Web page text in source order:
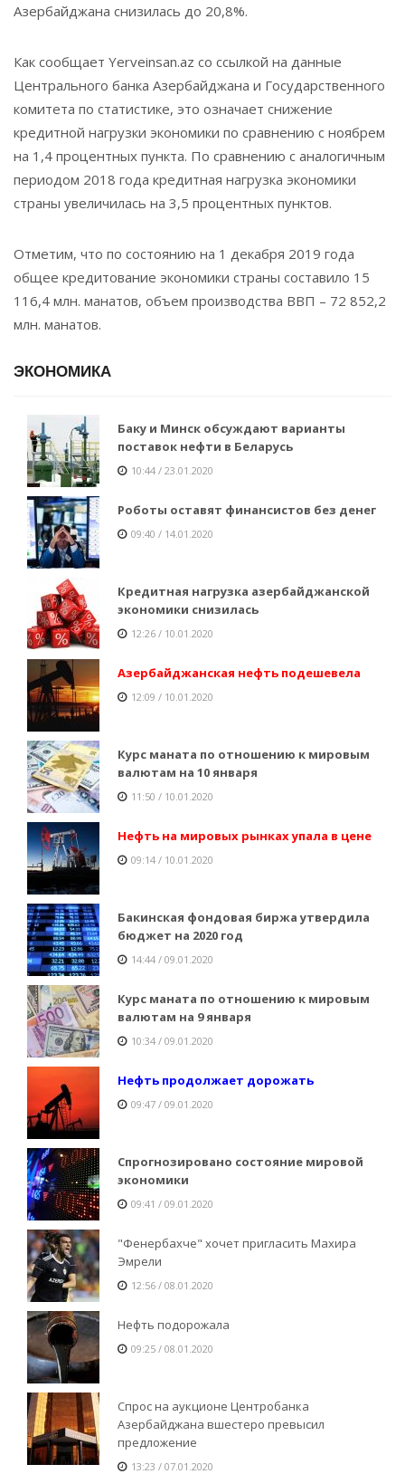
Азербайджана снизилась до 20,8%.
Как сообщает Yerveinsan.az со ссылкой на данные
Центрального банка Азербайджана и Государственного
комитета по статистике, это означает снижение
кредитной нагрузки экономики по сравнению с ноябрем
на 1,4 процентных пункта. По сравнению с аналогичным
периодом 2018 года кредитная нагрузка экономики
страны увеличилась на 3,5 процентных пунктов.
Отметим, что по состоянию на 1 декабря 2019 года
общее кредитование экономики страны составило 15
116,4 млн. манатов, объем производства ВВП – 72 852,2
млн. манатов.
ЭКОНОМИКА
Баку и Минск обсуждают варианты
поставок нефти в Беларусь
10:44 / 23.01.2020
Роботы оставят финансистов без денег
09:40 / 14.01.2020
Кредитная нагрузка азербайджанской
экономики снизилась
12:26 / 10.01.2020
Азербайджанская нефть подешевела
12:09 / 10.01.2020
Курс маната по отношению к мировым
валютам на 10 января
11:50 / 10.01.2020
Нефть на мировых рынках упала в цене
09:14 / 10.01.2020
Бакинская фондовая биржа утвердила
бюджет на 2020 год
14:44 / 09.01.2020
Курс маната по отношению к мировым
валютам на 9 января
10:34 / 09.01.2020
Нефть продолжает дорожать
09:47 / 09.01.2020
Спрогнозировано состояние мировой
экономики
09:41 / 09.01.2020
"Фенербахче" хочет пригласить Махира
Эмрели
12:56 / 08.01.2020
Нефть подорожала
09:25 / 08.01.2020
Спрос на аукционе Центробанка
Азербайджана вшестеро превысил
предложение
13:23 / 07.01.2020